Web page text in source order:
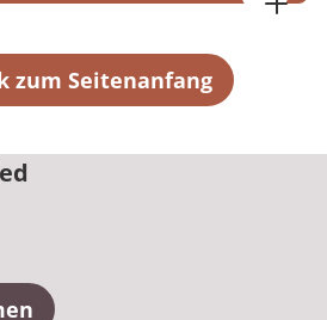
zum Seitenanfang